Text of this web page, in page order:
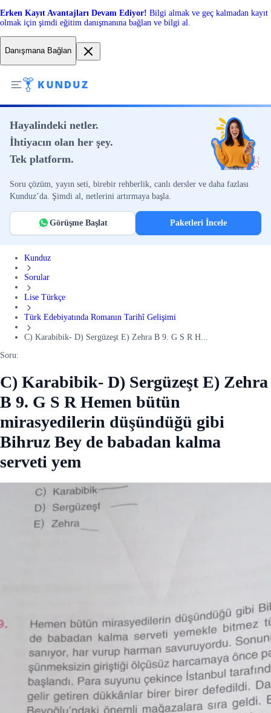
Erken Kayıt Avantajları Devam Ediyor! Bilgi almak ve geç kalmadan kayıt
olmak için şimdi eğitim danışmanına bağlan ve bilgi al.
Danışmana Bağlan
Hayalindeki netler.
İhtiyacın olan her şey.
Tek platform.
Soru çözüm, yayın seti, birebir rehberlik, canlı dersler ve daha fazlası
Kunduz’da. Şimdi al, netlerini artırmaya başla.
Görüşme Başlat Paketleri İncele
Kunduz
Sorular
Lise Türkçe
Türk Edebiyatında Romanın Tarihî Gelişimi
C) Karabibik- D) Sergüzeşt E) Zehra B 9. G S R H...
Soru:
C) Karabibik- D) Sergüzeşt E) Zehra
B 9. G S R Hemen bütün
mirasyedilerin düşündüğü gibi
Bihruz Bey de babadan kalma
serveti yem